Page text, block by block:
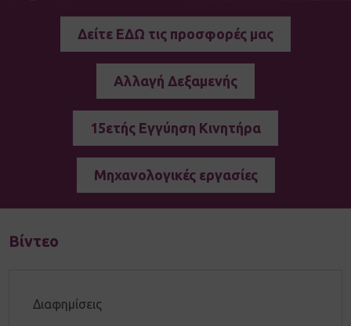
Δείτε ΕΔΩ τις προσφορές μας
Αλλαγή Δεξαμενής
15ετής Εγγύηση Κινητήρα
Μηχανολογικές εργασίες
Βίντεο
Διαφημίσεις